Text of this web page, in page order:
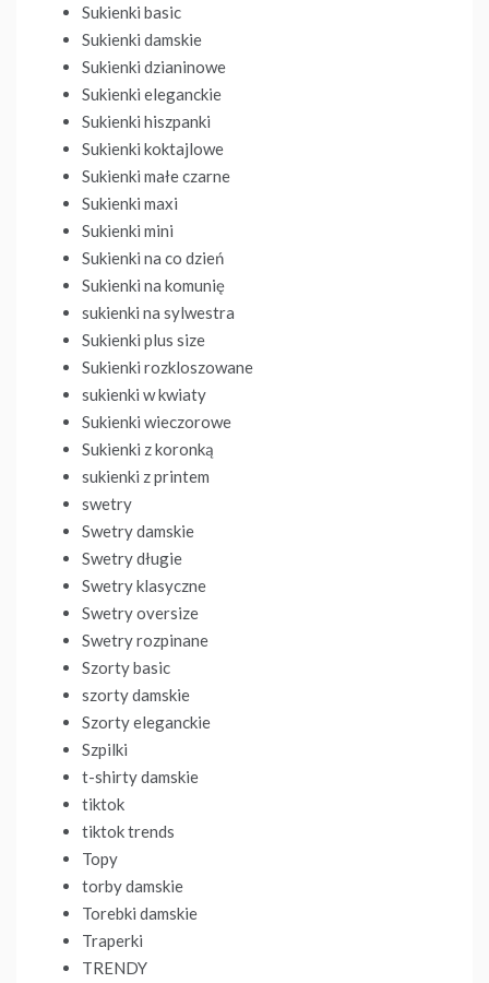
Sukienki basic
Sukienki damskie
Sukienki dzianinowe
Sukienki eleganckie
Sukienki hiszpanki
Sukienki koktajlowe
Sukienki małe czarne
Sukienki maxi
Sukienki mini
Sukienki na co dzień
Sukienki na komunię
sukienki na sylwestra
Sukienki plus size
Sukienki rozkloszowane
sukienki w kwiaty
Sukienki wieczorowe
Sukienki z koronką
sukienki z printem
swetry
Swetry damskie
Swetry długie
Swetry klasyczne
Swetry oversize
Swetry rozpinane
Szorty basic
szorty damskie
Szorty eleganckie
Szpilki
t-shirty damskie
tiktok
tiktok trends
Topy
torby damskie
Torebki damskie
Traperki
TRENDY